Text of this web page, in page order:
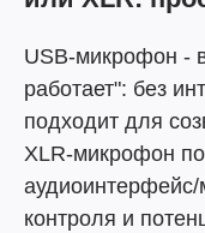
USB-микрофон -
работает": без
подходит для
XLR-микрофон
контроля и